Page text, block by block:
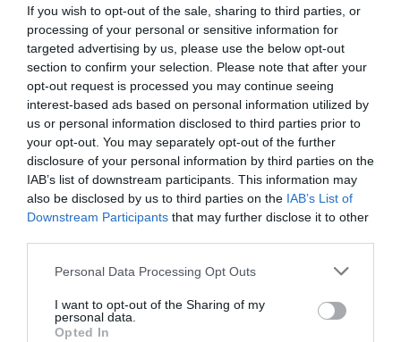
If you wish to opt-out of the sale, sharing to third parties, or
processing of your personal or sensitive information for
targeted advertising by us, please use the below opt-out
section to confirm your selection. Please note that after your
opt-out request is processed you may continue seeing
interest-based ads based on personal information utilized by
us or personal information disclosed to third parties prior to
your opt-out. You may separately opt-out of the further
disclosure of your personal information by third parties on the
IAB’s list of downstream participants. This information may
also be disclosed by us to third parties on the IAB’s List of
Downstream Participants that may further disclose it to other
Personal Data Processing Opt Outs
I want to opt-out of the Sharing of my
personal data.
Opted In
Συρτή Φύλακας: Ψάρεµα στα 120+ µέτρα
Ο φύλακας στα βαθιά νερά, είναι µια τεχνική εύκολα
προσαρµόσιµη σε όποιο βάθος επιλέξουµε να ψαρέψουµε.
Στην κατάσταση και διαµόρφωση του βυθού (ντέµατα,
απότοµες αυξοµειώσεις) και τις εκάστοτε επικρατούσες
µεγάλο βάθος, και καθιστούν την τεχνική αρκετά